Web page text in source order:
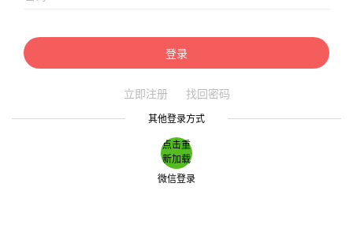
登录
立即注册 找回密码
其他登录方式
点击重
新加载
微信登录